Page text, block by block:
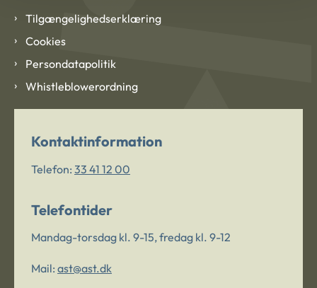
Tilgængelighedserklæring
Cookies
Persondatapolitik
Whistleblowerordning
Kontaktinformation
Telefon: 33 41 12 00
Telefontider
Mandag-torsdag kl. 9-15, fredag kl. 9-12
Mail: ast@ast.dk